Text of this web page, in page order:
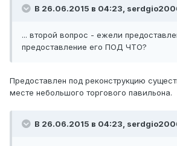
В 26.06.2015 в 04:23,
... второй вопрос - ежели
предоставление его ПОД ЧТО?
Предоставлен под реконструкцию
месте небольшого торгового павильона.
В 26.06.2015 в 04:23,